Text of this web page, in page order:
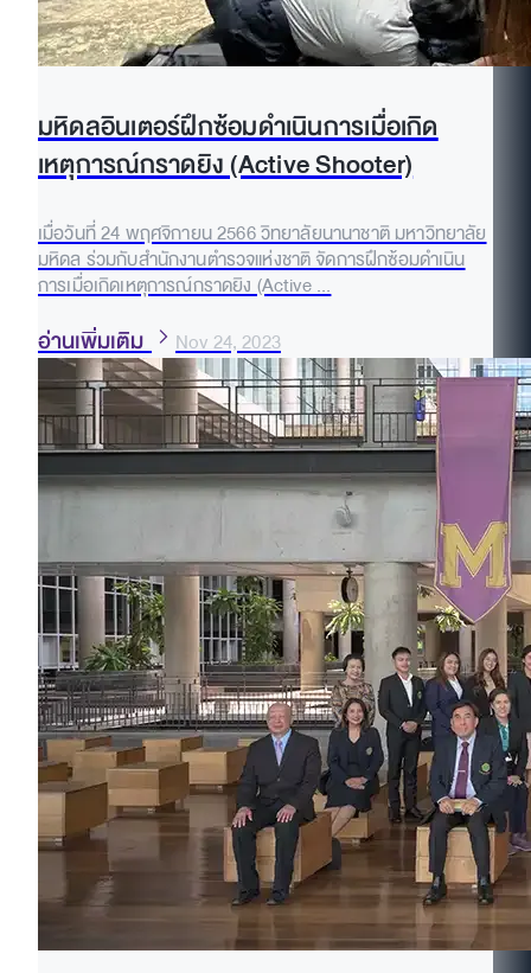
มหิดลอินเตอร์ฝึกซ้อมดำเนินการเมื่อเกิด
เหตุการณ์กราดยิง (Active Shooter)
เมื่อวันที่ 24 พฤศจิกายน 2566 วิทยาลัยนานาชาติ มหาวิทยาลัย
มหิดล ร่วมกับสำนักงานตำรวจแห่งชาติ จัดการฝึกซ้อมดำเนิน
การเมื่อเกิดเหตุการณ์กราดยิง (Active ...
อ่านเพิ่มเติม Nov 24, 2023